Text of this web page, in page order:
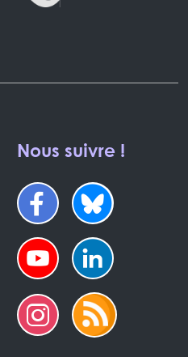
Nous suivre !